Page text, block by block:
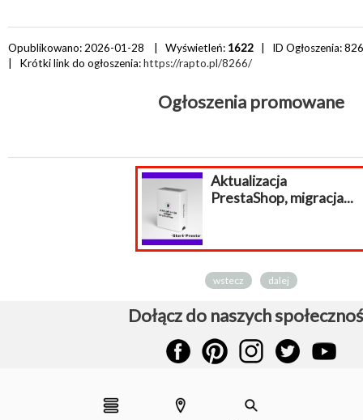
Opublikowano: 2026-01-28 | Wyświetleń: 1622 | ID Ogłoszenia:
| Krótki link do ogłoszenia:https://rapto.pl/8266/
Ogłoszenia promowane
Aktualizacja
PrestaShop, migracja...
wstecz dalej
Dołącz do naszych